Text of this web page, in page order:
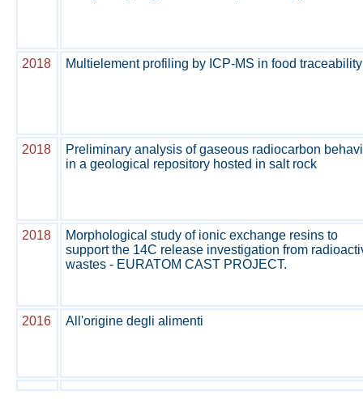
2018 Multielement profiling by ICP-MS in food traceability
2018
Preliminary analysis of gaseous radiocarbon
in a geological repository hosted in salt rock
2018
Morphological study of ionic exchange resins to
support the 14C release investigation from
wastes - EURATOM CAST PROJECT.
2016 All'origine degli alimenti